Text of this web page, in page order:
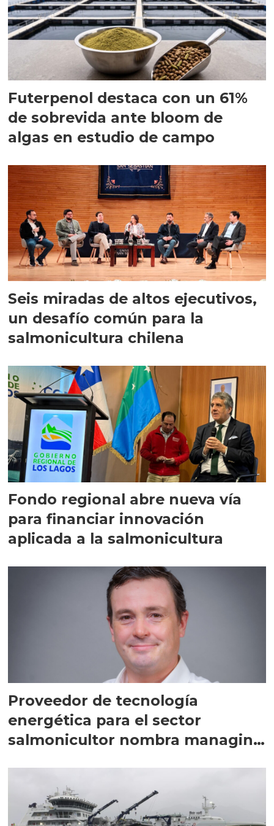
Futerpenol destaca con un 61%
de sobrevida ante bloom de
algas en estudio de campo
Seis miradas de altos ejecutivos,
un desafío común para la
salmonicultura chilena
Fondo regional abre nueva vía
para financiar innovación
aplicada a la salmonicultura
Proveedor de tecnología
energética para el sector
salmonicultor nombra managing